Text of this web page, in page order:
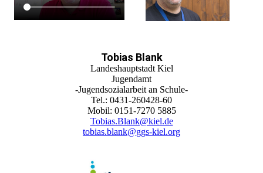
Tobias Blank
Landeshauptstadt Kiel
Jugendamt
-Jugendsozialarbeit an Schule-
Tel.: 0431-260428-60
Mobil: 0151-7270 5885
Tobias.Blank@kiel.de
tobias.blank@ggs-kiel.org